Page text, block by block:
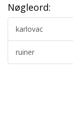
Nøgleord:
karlovac
ruiner